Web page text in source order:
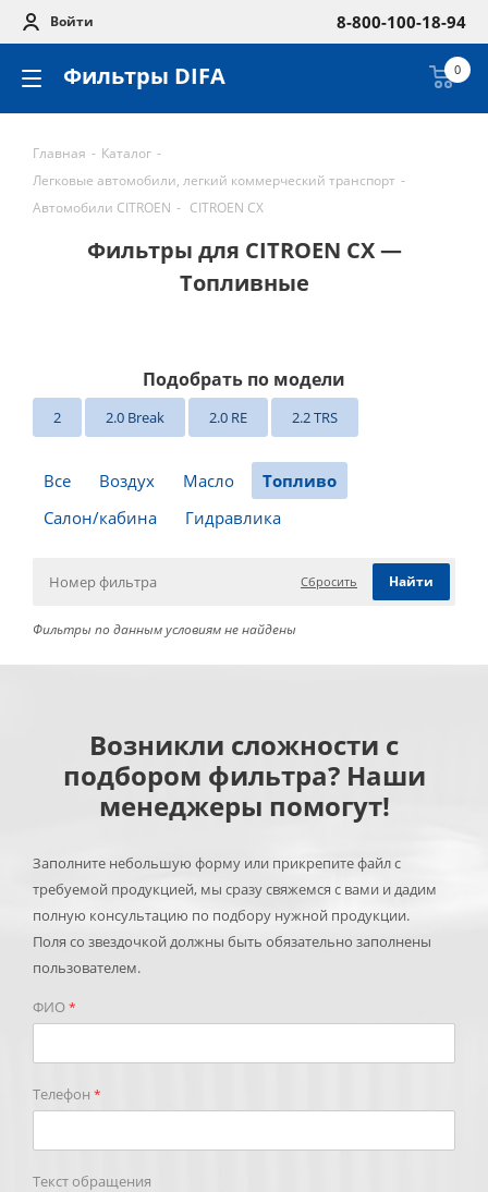
Войти 8-800-100-18-94
Фильтры DIFA 0
Главная - Каталог -
Легковые автомобили, легкий коммерческий транспорт -
Автомобили CITROEN - CITROEN CX
Фильтры для CITROEN CX —
Топливные
Подобрать по модели
2 2.0 Break 2.0 RE 2.2 TRS
Все Воздух Масло
Топливо
Салон/кабина
Гидравлика
Сбросить
Фильтры по данным условиям не найдены
Возникли сложности с
подбором фильтра? Наши
менеджеры помогут!
Заполните небольшую форму или прикрепите файл с
требуемой продукцией, мы сразу свяжемся с вами и дадим
полную консультацию по подбору нужной продукции.
Поля со звездочкой должны быть обязательно заполнены
пользователем.
ФИО*
Телефон *
Текст обращения